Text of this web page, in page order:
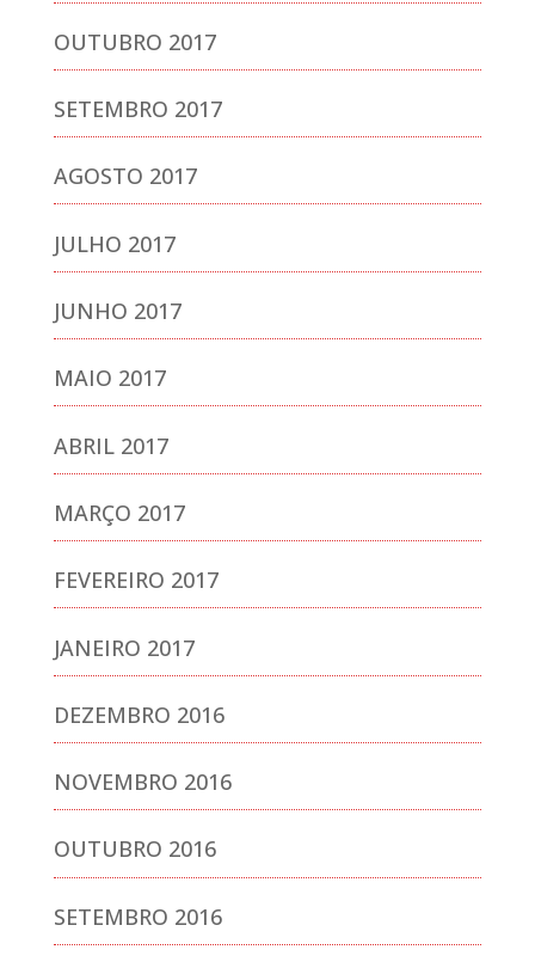
OUTUBRO 2017
SETEMBRO 2017
AGOSTO 2017
JULHO 2017
JUNHO 2017
MAIO 2017
ABRIL 2017
MARÇO 2017
FEVEREIRO 2017
JANEIRO 2017
DEZEMBRO 2016
NOVEMBRO 2016
OUTUBRO 2016
SETEMBRO 2016